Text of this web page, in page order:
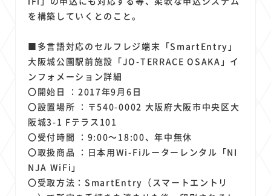
を構築していくとのこと。
■多言語対応のセルフレジ端末「SmartEntry」
大阪城公園駅前施設「JO-TERRACE OSAKA」イ
ンフォメーション詳細
〇開始日 ：2017年9月6日
〇設置場所 ：〒540-0002 大阪府大阪市中央区大
阪城3-1 Fテラス101
〇受付時間 ：9:00～18:00、年中無休
〇取扱商品 ：日本用Wi-Fiルーターレンタル「NI
NJA WiFi」
〇受取方法：SmartEntry（スマートエントリ